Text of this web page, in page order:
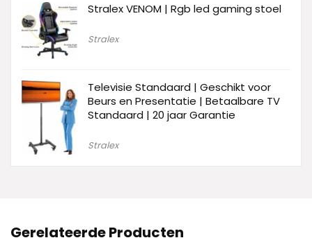
Stralex VENOM | Rgb led gaming stoel
Stralex
Televisie Standaard | Geschikt voor
Beurs en Presentatie | Betaalbare TV
Standaard | 20 jaar Garantie
Stralex
Gerelateerde Producten